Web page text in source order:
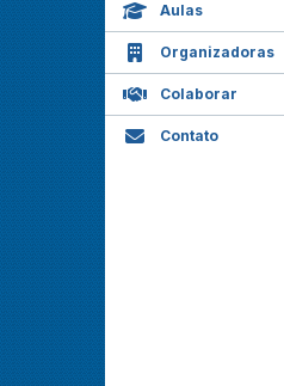
Aulas
Organizadoras
Colaborar
Contato